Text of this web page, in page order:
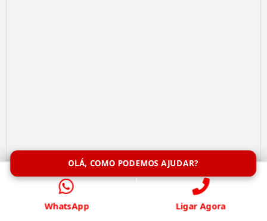
Remoção de Abelhas
OLÁ, COMO PODEMOS AJUDAR?
WhatsApp Ligar Agora